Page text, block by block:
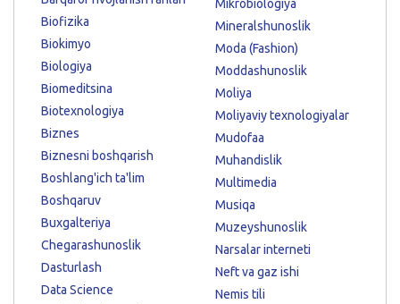
Biofizika
Biokimyo
Biologiya
Biomeditsina
Biotexnologiya
Biznes
Biznesni boshqarish
Boshlang'ich ta'lim
Boshqaruv
Buxgalteriya
Chegarashunoslik
Dasturlash
Data Science
Mikrobiologiya
Mineralshunoslik
Moda (Fashion)
Moddashunoslik
Moliya
Moliyaviy texnologiyalar
Mudofaa
Muhandislik
Multimedia
Musiqa
Muzeyshunoslik
Narsalar interneti
Neft va gaz ishi
Nemis tili